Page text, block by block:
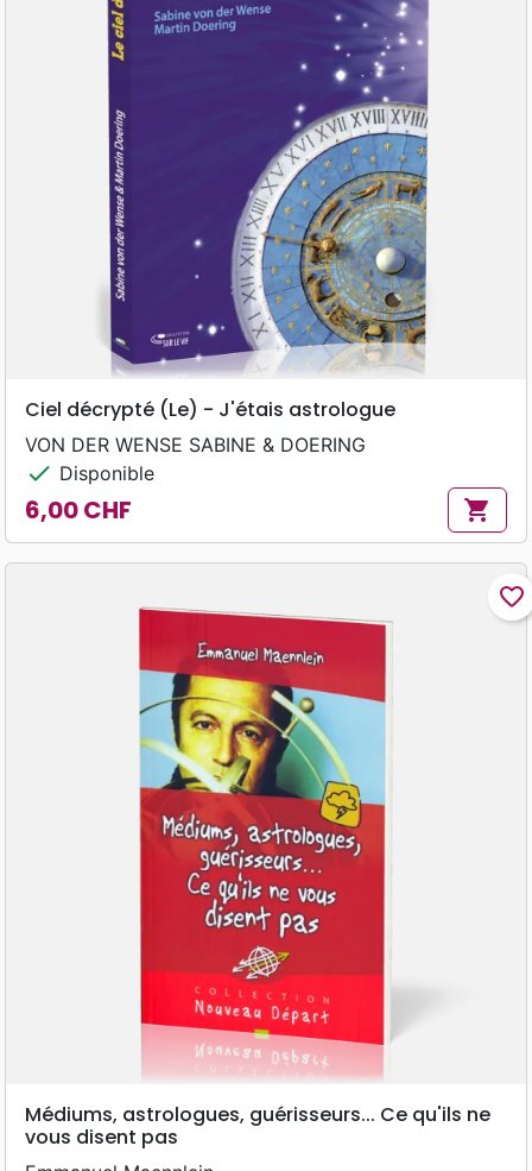
Ciel décrypté (Le) - J'étais astrologue
VON DER WENSE SABINE & DOERING
check Disponible
Prix
6,00 CHF shopping_cart
favorite_border
Médiums, astrologues, guérisseurs... Ce qu'ils ne
vous disent pas